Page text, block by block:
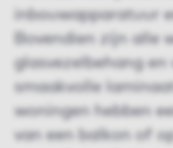
inbouwapparatuur
Bovendien zijn alle
glasvezelbehang en
smaakvolle
woningen hebben
van een balkon of